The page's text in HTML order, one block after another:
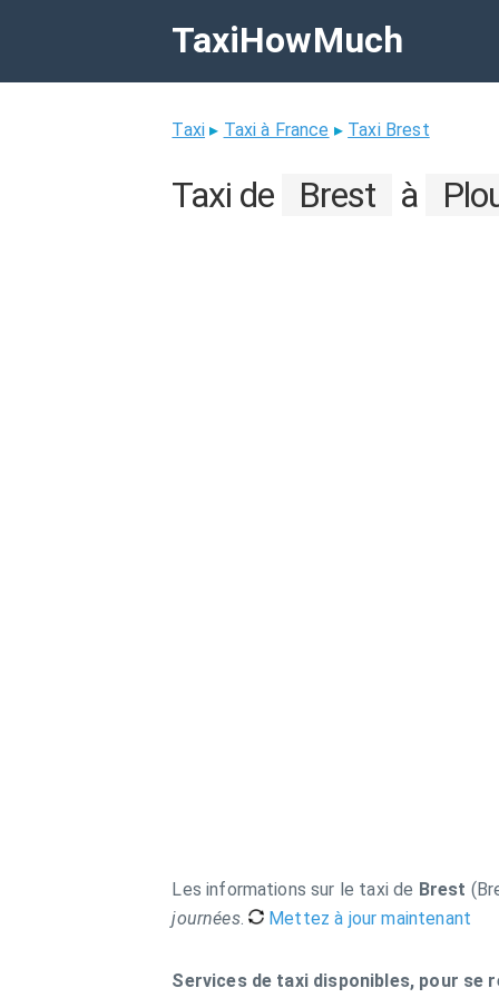
TaxiHowMuch
Taxi ▸ Taxi à France ▸ Taxi Brest
Taxi de Brest à
Les informations sur le taxi de Brest
journées. Mettez à jour maintenant
Services de taxi disponibles, pour se